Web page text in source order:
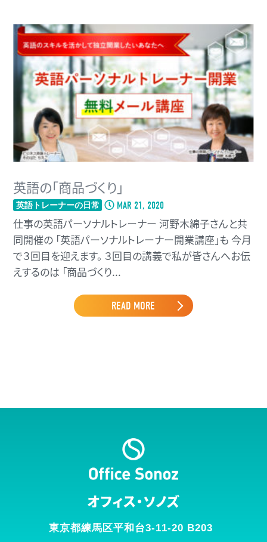
英語の「商品づくり」
英語トレーナーの日常 MAR 21, 2020
仕事の英語パーソナルトレーナー 河野木綿子さんと共
同開催の 「英語パーソナルトレーナー開業講座」も 今月
で３回目を迎えます。 ３回目の講義で私が皆さんへお伝
えするのは 「商品づくり...
READ MORE
オフィス・ソノズ
東京都練馬区平和台3-11-20 B203